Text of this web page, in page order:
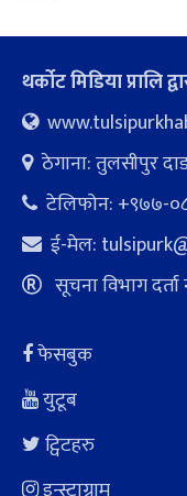
थर्कोट मिडिया प्रालि
ठेगाना: तुलसीपुर
टेलिफोन: +९७७-
ई-मेल:
सूचना विभाग
फेसबुक
युटूब
ट्विटहरु